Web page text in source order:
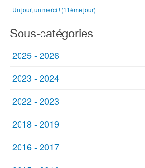
Un jour, un merci ! (11ème jour)
Sous-catégories
2025 - 2026
2023 - 2024
2022 - 2023
2018 - 2019
2016 - 2017